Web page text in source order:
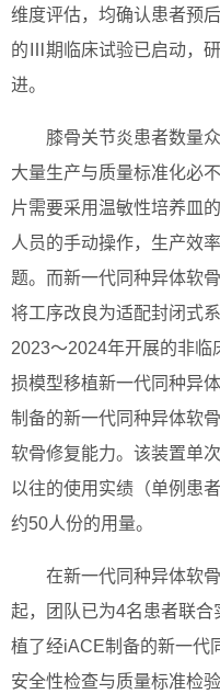
维度评估，均确认患者预
的Ⅲ期临床试验已启动，
进。
膝骨关节炎患者数量
大量生产与质量标准化必
片需要采用温敏性培养皿
人员的手动操作，生产效
题。而新一代同种异体软
将工序改良为适配封闭式
2023～2024年开展的非
损模型移植新一代同种异
制备的新一代同种异体软
软骨修复能力。该装置单
以往的使用实绩（单例患
约50人份的用量。
在新一代同种异体软
起，团队已为4名患者联
植了经iACE制备的新一代
安全性检查与质量标准检